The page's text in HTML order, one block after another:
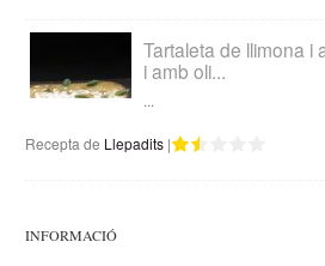
Tartaleta de llimona i
i amb oli...
...
Recepta de Llepadits |
INFORMACIÓ